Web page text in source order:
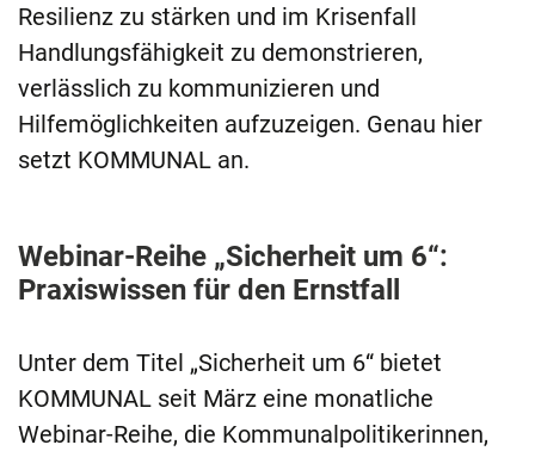
Resilienz zu stärken und im Krisenfall
Handlungsfähigkeit zu demonstrieren,
verlässlich zu kommunizieren und
Hilfemöglichkeiten aufzuzeigen. Genau hier
setzt KOMMUNAL an.
Webinar-Reihe „Sicherheit um 6“:
Praxiswissen für den Ernstfall
Unter dem Titel „Sicherheit um 6“ bietet
KOMMUNAL seit März eine monatliche
Webinar-Reihe, die Kommunalpolitikerinnen,